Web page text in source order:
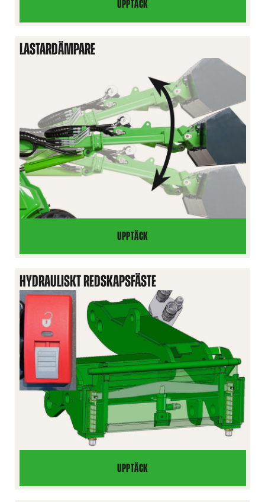
UPPTÄCK
FLYTLÄGE
TILL
PARALLELLFÖRING
LASTARDÄMPARE
UPPTÄCK
LASTARDÄMPARE
HYDRAULISKT REDSKAPSFÄSTE
UPPTÄCK
HYDRAULISKT
REDSKAPSFÄSTE